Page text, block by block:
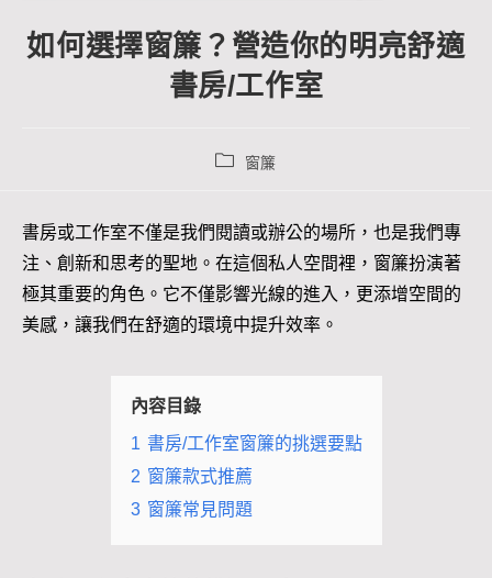
如何選擇窗簾？營造你的明亮舒適
書房/工作室
窗簾
書房或工作室不僅是我們閱讀或辦公的場所，也是我們專
注、創新和思考的聖地。在這個私人空間裡，窗簾扮演著
極其重要的角色。它不僅影響光線的進入，更添增空間的
美感，讓我們在舒適的環境中提升效率。
內容目錄
1 書房/工作室窗簾的挑選要點
2 窗簾款式推薦
3 窗簾常見問題